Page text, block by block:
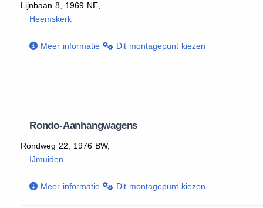
Lijnbaan 8, 1969 NE,
Heemskerk
Meer informatie Dit montagepunt kiezen
Rondo-Aanhangwagens
Rondweg 22, 1976 BW,
IJmuiden
Meer informatie Dit montagepunt kiezen